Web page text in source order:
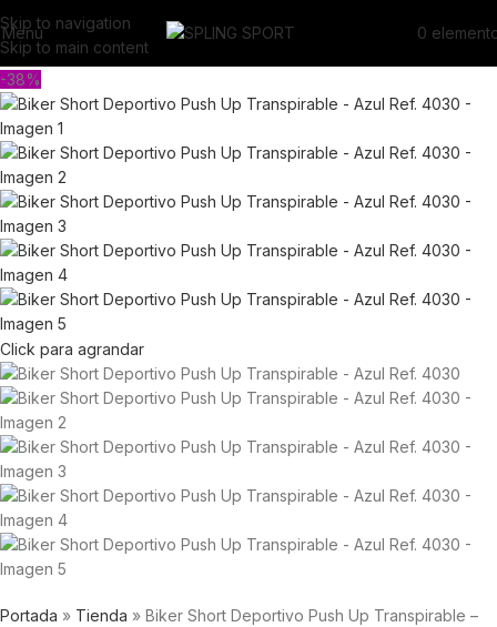
Skip to navigation
Skip to main content
Menú 0
-38%
Click para agrandar
Portada » Tienda » Biker Short Deportivo Push Up Transpirable –